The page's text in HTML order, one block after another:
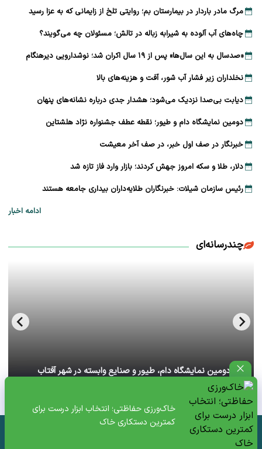
خاک‌ورزی حفاظتی؛ انتخاب ابزار درست برای
کمترین دستکاری خاک
مرگ مادر باردار در بیمارستان بم؛ روایتی تلخ از زایمانی که به عزا رسید
چاه‌های آب آلوده به شیرابه زباله در تالش؛ مسئولان چه می‌گویند؟
«صدسال به این سال‌ها» پس از ۱۹ سال اکران شد؛ نوشدارویی دیرهنگام
نخلداران زیر فشار آب شور، آفت و هزینه‌های بالا
دیابت بی‌صدا نزدیک می‌شود؛ هشدار جدی درباره نشانه‌های پنهان
دومین نمایشگاه دام و طیور؛ نقطه عطف جشنواره نژاد هلشتاین
خبرنگار در صف اول خبر، در صف آخر معیشت
دلار، طلا و سکه امروز جهش کردند؛ بازار وارد فاز تازه شد
رئیس سازمان شیلات: خبرنگاران طلایه‌داران بیداری جامعه هستند
ادامه اخبار
چندرسانه‌ای
آغاز دومین نمایشگاه دام، طیور و صنایع وابسته در شهر آفتاب
تهران+ ویدئو